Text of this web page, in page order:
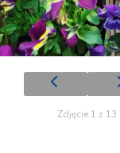
Zdjęcie 1 z 13